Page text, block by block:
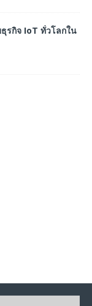
รกิจ IoT ทั่วโลกใน